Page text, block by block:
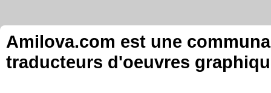
Amilova.com est une
traducteurs d'oeuvres